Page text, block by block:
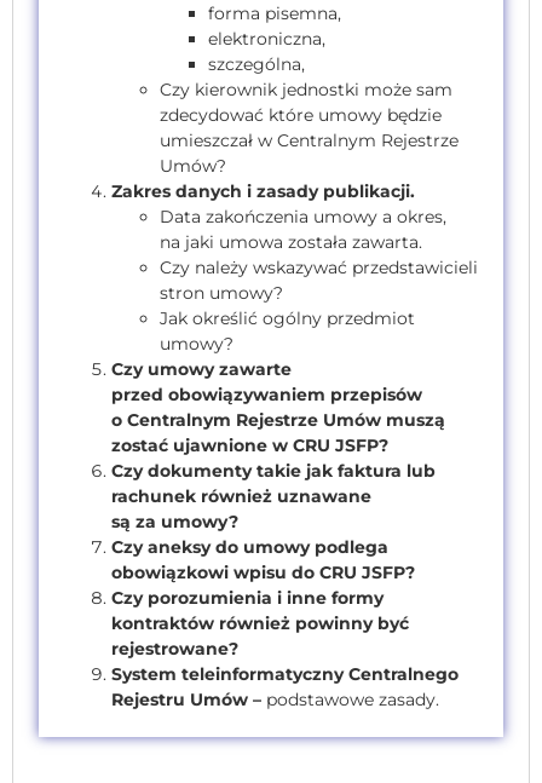
forma pisemna,
elektroniczna,
szczególna,
Czy kierownik jednostki może sam
zdecydować które umowy będzie
umieszczał w Centralnym Rejestrze
Umów?
Zakres danych i zasady publikacji.
Data zakończenia umowy a okres,
na jaki umowa została zawarta.
Czy należy wskazywać przedstawicieli
stron umowy?
Jak określić ogólny przedmiot
umowy?
Czy umowy zawarte
przed obowiązywaniem przepisów
o Centralnym Rejestrze Umów muszą
zostać ujawnione w CRU JSFP?
Czy dokumenty takie jak faktura lub
rachunek również uznawane
są za umowy?
Czy aneksy do umowy podlega
obowiązkowi wpisu do CRU JSFP?
Czy porozumienia i inne formy
kontraktów również powinny być
rejestrowane?
System teleinformatyczny Centralnego
Rejestru Umów – podstawowe zasady.